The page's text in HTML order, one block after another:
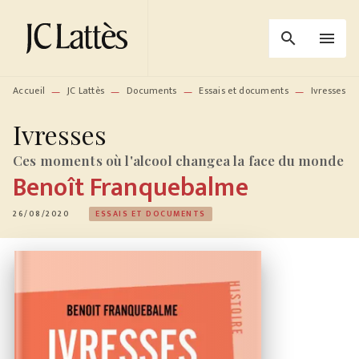
MENU RECHERCHE
PIED DE PAGE
search menu
Accueil — JC Lattès — Documents — Essais et documents — Ivresses
Ivresses
Ces moments où l'alcool changea la face du monde
Benoît Franquebalme
26/08/2020 ESSAIS ET DOCUMENTS